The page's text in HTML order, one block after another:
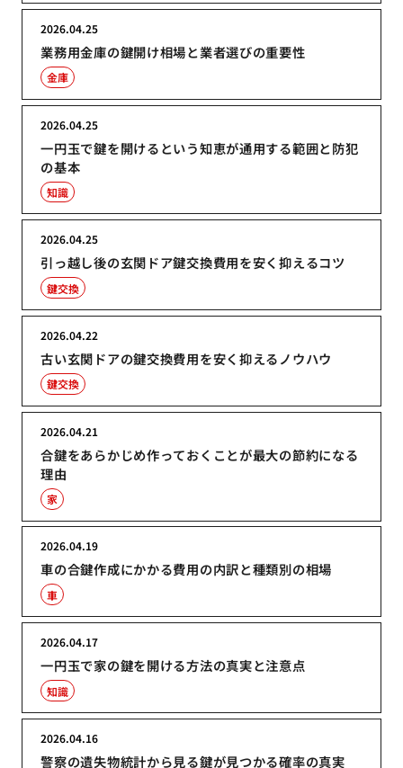
業務用金庫の鍵開け相場と業者選びの重要性
2026.04.25
金庫
一円玉で鍵を開けるという知恵が通用する範囲と防犯
の基本
2026.04.25
知識
引っ越し後の玄関ドア鍵交換費用を安く抑えるコツ
2026.04.25
鍵交換
古い玄関ドアの鍵交換費用を安く抑えるノウハウ
2026.04.22
鍵交換
合鍵をあらかじめ作っておくことが最大の節約になる
理由
2026.04.21
家
車の合鍵作成にかかる費用の内訳と種類別の相場
2026.04.19
車
一円玉で家の鍵を開ける方法の真実と注意点
2026.04.17
知識
警察の遺失物統計から見る鍵が見つかる確率の真実
2026.04.16